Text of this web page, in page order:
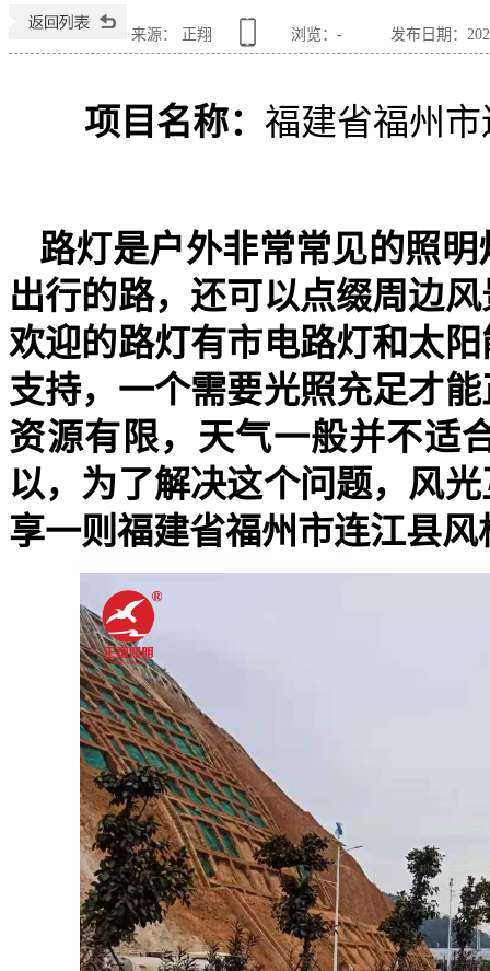
来源： 正翔 浏览： - 发布日期：
项目名称： 福建省福州
路灯是户外非常常见的照
出行的路，还可以点缀周边
欢迎的路灯有市电路灯和太
支持，一个需要光照充足才
资源有限，天气一般并不适
以，为了解决这个问题，风
享一则福建省福州市连江县